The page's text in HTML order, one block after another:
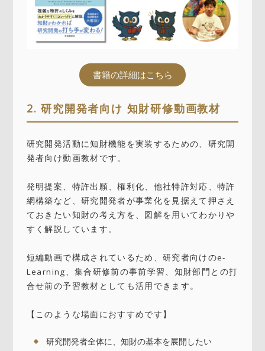
書籍の詳細はこちら
2. 研究開発者向け 知財研修動画教材
研究開発活動に知財機能を実装するための、研究開
発者向け動画教材です。
発明提案、特許出願、権利化、他社特許対応、特許
網構築など、研究開発者が事業化を見据えて押さえ
ておきたい知財の考え方を、図解を用いてわかりや
すく解説しています。
短編動画で構成されているため、研究者向けのe-
Learning、集合研修前の事前学習、知財部門との打
合せ前の予習教材としても活用できます。
【このような場面におすすめです】
研究開発者全体に、知財の基本を展開したい